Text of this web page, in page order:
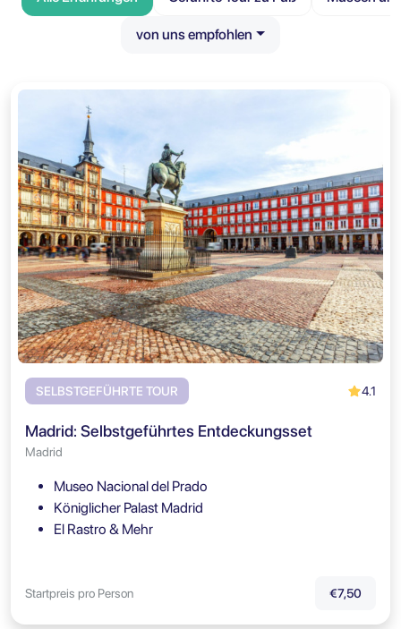
von uns empfohlen
SELBSTGEFÜHRTE TOUR 4.1
Madrid: Selbstgeführtes Entdeckungsset
Madrid
Museo Nacional del Prado
Königlicher Palast Madrid
El Rastro & Mehr
Startpreis pro Person €7,50